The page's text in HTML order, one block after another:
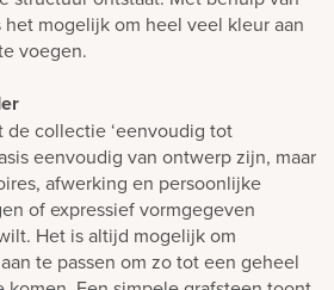
mogelijk om heel veel kleur aan
voegen.
de collectie ‘eenvoudig tot
eenvoudig van ontwerp zijn, maar
afwerking en persoonlijke
of expressief vormgegeven
Het is altijd mogelijk om
te passen om zo tot een geheel